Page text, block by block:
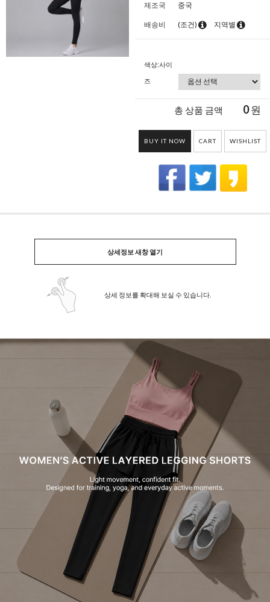
제조국 중국
배송비 (조건) 지역별
색상:사이
즈
총 상품 금액 0원
BUY IT NOW CART WISHLIST
상세정보 새창 열기
상세 정보를 확대해 보실 수 있습니다.